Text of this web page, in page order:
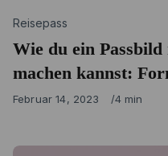
Category
Reisepass
Wie du ein
machen kannst:
Published
Februar 14, 2023 4 min